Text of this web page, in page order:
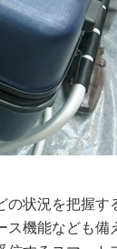
状況を把握す
機能なども備